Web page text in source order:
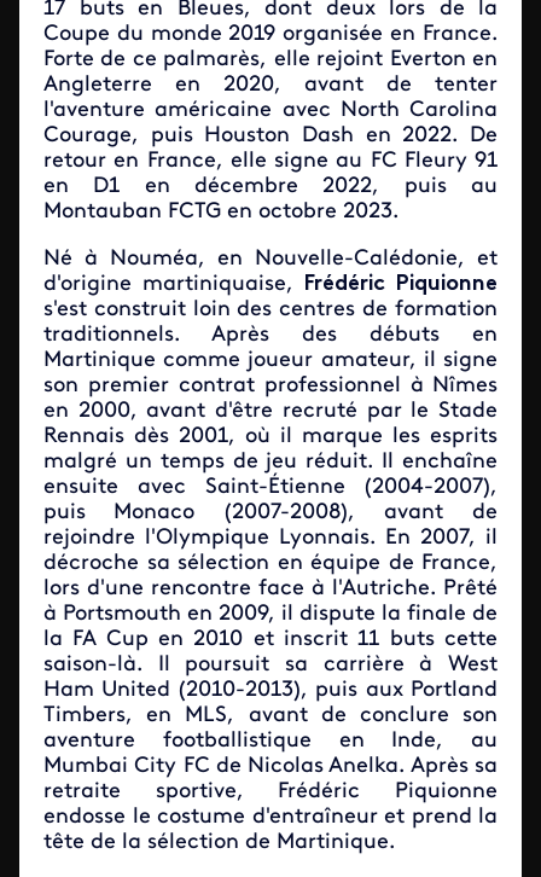
17 buts en Bleues, dont deux lors de la
Coupe du monde 2019 organisée en France.
Forte de ce palmarès, elle rejoint Everton en
Angleterre en 2020, avant de tenter
l'aventure américaine avec North Carolina
Courage, puis Houston Dash en 2022. De
retour en France, elle signe au FC Fleury 91
en D1 en décembre 2022, puis au
Montauban FCTG en octobre 2023.
Né à Nouméa, en Nouvelle-Calédonie, et
d'origine martiniquaise, Frédéric Piquionne
s'est construit loin des centres de formation
traditionnels. Après des débuts en
Martinique comme joueur amateur, il signe
son premier contrat professionnel à Nîmes
en 2000, avant d'être recruté par le Stade
Rennais dès 2001, où il marque les esprits
malgré un temps de jeu réduit. Il enchaîne
ensuite avec Saint-Étienne (2004-2007),
puis
Monaco (2007-2008), avant de
rejoindre l'Olympique Lyonnais. En 2007, il
décroche sa sélection en équipe de France,
lors d'une rencontre face à l'Autriche. Prêté
à Portsmouth en 2009, il dispute la finale de
la FA Cup en 2010 et inscrit 11 buts cette
saison-là. Il poursuit sa carrière à West
Ham United (2010-2013), puis aux Portland
Timbers, en MLS, avant de conclure son
aventure footballistique en Inde, au
Mumbai City FC de Nicolas Anelka. Après sa
retraite sportive, Frédéric Piquionne
endosse le costume d'entraîneur et prend la
tête de la sélection de Martinique.